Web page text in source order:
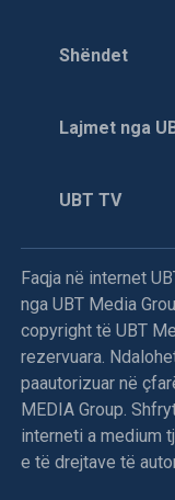
Shëndet
Lajmet nga
UBT TV
Faqja në internet
nga UBT Media
copyright të UBT
rezervuara.
paautorizuar në
MEDIA Group.
interneti a medium
e të drejtave të